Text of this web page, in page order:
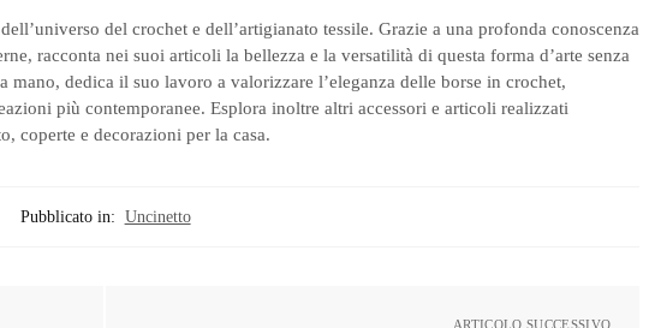
del crochet e dell’artigianato tessile. Grazie a una profonda conoscenza
racconta nei suoi articoli la bellezza e la versatilità di questa forma d’arte senza
mano, dedica il suo lavoro a valorizzare l’eleganza delle borse in crochet,
più contemporanee. Esplora inoltre altri accessori e articoli realizzati
coperte e decorazioni per la casa.
Pubblicato in: Uncinetto
ARTICOLO SUCCESSIVO